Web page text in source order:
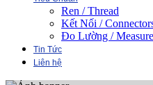
Ren / Thread
Kết Nối /
Đo Lường / Measure
Tin Tức
Liên hệ